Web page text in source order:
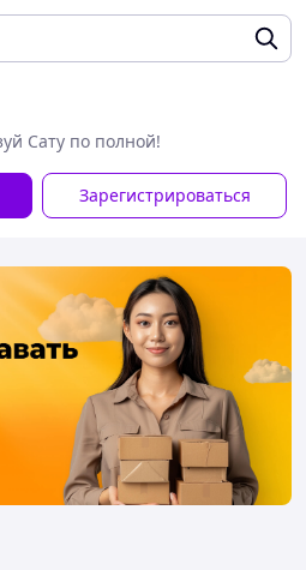
Сату по полной!
Зарегистрироваться